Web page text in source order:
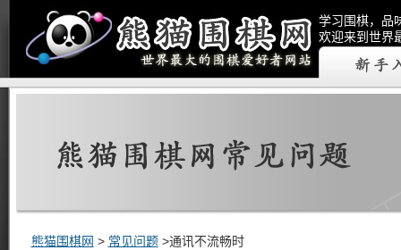
学习围棋，品
欢迎来到世界
熊猫围棋网 > 常见问题>通讯不流畅时